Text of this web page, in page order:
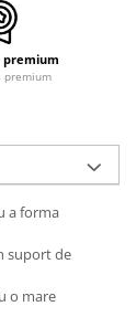
premium
premium
a forma
suport de
o mare